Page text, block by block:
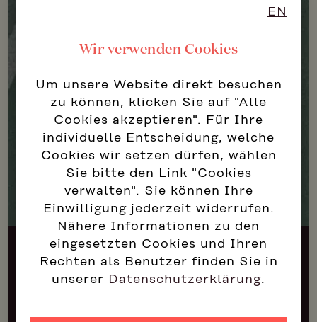
Test 123
EN
Wir verwenden Cookies
Um unsere Website direkt besuchen
zu können, klicken Sie auf "Alle
Cookies akzeptieren". Für Ihre
individuelle Entscheidung, welche
Cookies wir setzen dürfen, wählen
Sie bitte den Link "Cookies
verwalten". Sie können Ihre
Einwilligung jederzeit widerrufen.
Nähere Informationen zu den
eingesetzten Cookies und Ihren
Rechten als Benutzer finden Sie in
unserer Datenschutzerklärung.